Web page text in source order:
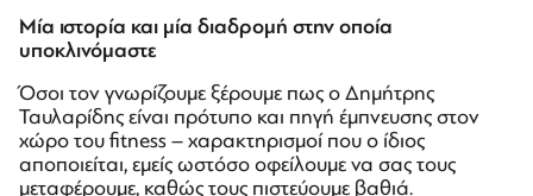
Μία ιστορία και μία διαδρομή στην οποία
υποκλινόμαστε
Όσοι τον γνωρίζουμε ξέρουμε πως ο Δημήτρης
Ταυλαρίδης είναι πρότυπο και πηγή έμπνευσης στον
χώρο του fitness – χαρακτηρισμοί που ο ίδιος
αποποιείται, εμείς ωστόσο οφείλουμε να σας τους
μεταφέρουμε, καθώς τους πιστεύουμε βαθιά.